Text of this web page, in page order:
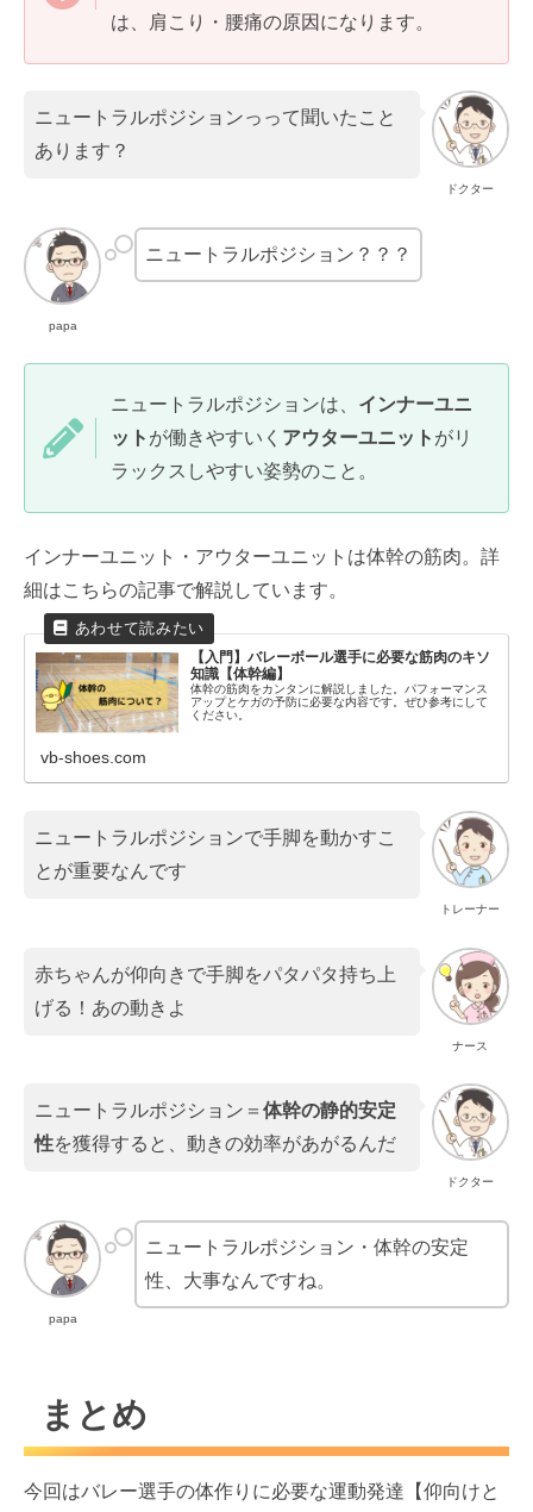
は、肩こり・腰痛の原因になります。
ドクター
ニュートラルポジションっって聞いたこと
あります？
papa
ニュートラルポジション？？？
ニュートラルポジションは、 インナーユニ
ット が働きやすいく アウターユニット がリ
ラックスしやすい姿勢のこと。
インナーユニット・アウターユニットは体幹の筋肉。詳
細はこちらの記事で解説しています。
【入門】バレーボール選手に必要な筋肉のキソ
知識【体幹編】
体幹の筋肉をカンタンに解説しました。パフォーマンス
アップとケガの予防に必要な内容です。ぜひ参考にして
ください。
vb-shoes.com
トレーナー
ニュートラルポジションで手脚を動かすこ
とが重要なんです
ナース
赤ちゃんが仰向きで手脚をパタパタ持ち上
げる！あの動きよ
ドクター
ニュートラルポジション＝ 体幹の静的安定
性を獲得すると、動きの効率があがるんだ
papa
ニュートラルポジション・体幹の安定
性、大事なんですね。
まとめ
今回はバレー選手の体作りに必要な運動発達【仰向けと